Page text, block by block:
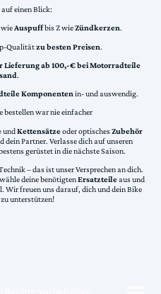
einen Blick:
Auspuffbis Z wieZündkerzen.
Qualitätzu besten Preisen.
Lieferung ab 100,-€ bei Motorradteile
.
Komponentenin- und auswendig.
war nie einfacher
undKettensätzeoder optischesZubehör
dein Partner. Verlasse dich auf unseren
gerüstet in die nächste Saison.
– das ist unser Versprechen an dich.
deine benötigtenErsatzteileaus und
Wir freuen uns darauf, dich und dein Bike
unterstützen!